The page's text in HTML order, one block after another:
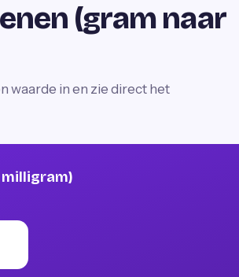
(gram naar
waarde in en zie direct het
milligram)